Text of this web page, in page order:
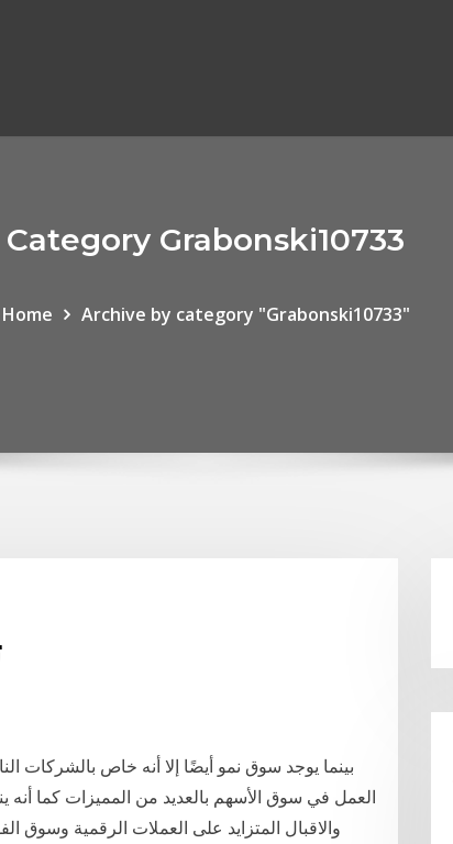
Category Grabonski10733
Home Archive by category "Grabonski10733"
بينما يوجد سوق نمو أيضًا إلا أنه خاص بالشركات
العمل في سوق الأسهم بالعديد من المميزات كما أنه
والاقبال المتزايد على العملات الرقمية